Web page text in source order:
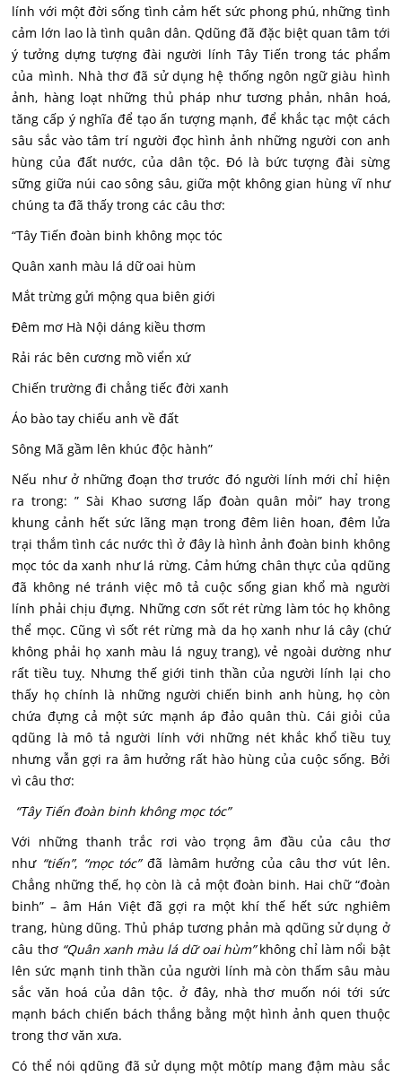
lính với một đời sống tình cảm hết sức phong phú, những tình
cảm lớn lao là tình quân dân. Qdũng đã đặc biệt quan tâm tới
ý tưởng dựng tượng đài người lính Tây Tiến trong tác phẩm
của mình. Nhà thơ đã sử dụng hệ thống ngôn ngữ giàu hình
ảnh, hàng loạt những thủ pháp như tương phản, nhân hoá,
tăng cấp ý nghĩa để tạo ấn tượng mạnh, để khắc tạc một cách
sâu sắc vào tâm trí người đọc hình ảnh những người con anh
hùng của đất nước, của dân tộc. Đó là bức tượng đài sừng
sững giữa núi cao sông sâu, giữa một không gian hùng vĩ như
chúng ta đã thấy trong các câu thơ:
“Tây Tiến đoàn binh không mọc tóc
Quân xanh màu lá dữ oai hùm
Mắt trừng gửi mộng qua biên giới
Đêm mơ Hà Nội dáng kiều thơm
Rải rác bên cương mồ viển xứ
Chiến trường đi chẳng tiếc đời xanh
Áo bào tay chiếu anh về đất
Sông Mã gầm lên khúc độc hành”
Nếu như ở những đoạn thơ trước đó người lính mới chỉ hiện
ra trong: ” Sài Khao sương lấp đoàn quân mỏi” hay trong
khung cảnh hết sức lãng mạn trong đêm liên hoan, đêm lửa
trại thắm tình các nước thì ở đây là hình ảnh đoàn binh không
mọc tóc da xanh như lá rừng. Cảm hứng chân thực của qdũng
đã không né tránh việc mô tả cuộc sống gian khổ mà người
lính phải chịu đựng. Những cơn sốt rét rừng làm tóc họ không
thể mọc. Cũng vì sốt rét rừng mà da họ xanh như lá cây (chứ
không phải họ xanh màu lá nguỵ trang), vẻ ngoài dường như
rất tiều tuỵ. Nhưng thế giới tinh thần của người lính lại cho
thấy họ chính là những người chiến binh anh hùng, họ còn
chứa đựng cả một sức mạnh áp đảo quân thù. Cái giỏi của
qdũng là mô tả người lính với những nét khắc khổ tiều tuỵ
nhưng vẫn gợi ra âm hưởng rất hào hùng của cuộc sống. Bởi
vì câu thơ:
“Tây Tiến đoàn binh không mọc tóc”
Với những thanh trắc rơi vào trọng âm đầu của câu thơ
như “tiến”, “mọc tóc”đã làmâm hưởng của câu thơ vút lên.
Chẳng những thế, họ còn là cả một đoàn binh. Hai chữ “đoàn
binh” – âm Hán Việt đã gợi ra một khí thế hết sức nghiêm
trang, hùng dũng. Thủ pháp tương phản mà qdũng sử dụng ở
câu thơ “Quân xanh màu lá dữ oai hùm”không chỉ làm nổi bật
lên sức mạnh tinh thần của người lính mà còn thấm sâu màu
sắc văn hoá của dân tộc. ở đây, nhà thơ muốn nói tới sức
mạnh bách chiến bách thắng bằng một hình ảnh quen thuộc
trong thơ văn xưa.
Có thể nói qdũng đã sử dụng một môtíp mang đậm màu sắc